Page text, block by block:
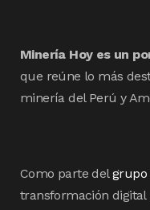
Minería Hoy es un
que reúne lo más
minería del Perú y
Como parte delgrupo
transformación